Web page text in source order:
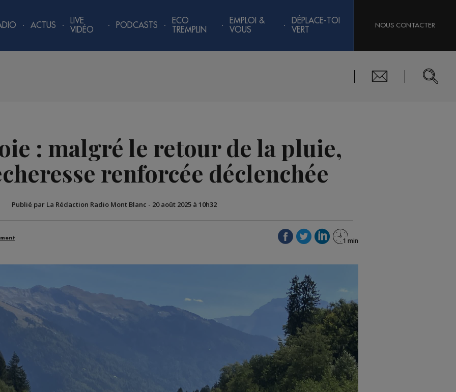
ACTUS
LIVE
VIDÉO
PODCASTS
ECO
TREMPLIN
EMPLOI &
VOUS
DÉPLACE-TOI
VERT
NOUS CONTACTER
: malgré le retour de la pluie,
renforcée déclenchée
Publié par La Rédaction Radio Mont Blanc - 20 août 2025 à 10h32